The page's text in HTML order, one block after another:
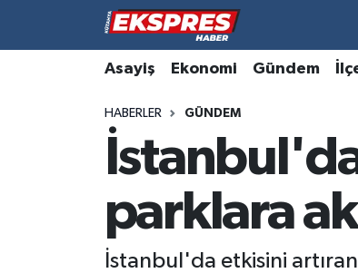
Asayiş Ekonomi Gündem
HABERLER GÜNDEM
parklara
İstanbul'da etkisini
Altıntaş
Aslanapa
Biyografiler
Hava Durumu
Trafik Durumu
Süper Lig Puan Durumu ve Fikstür
Tüm Manşetler
Son Dakika Haberleri